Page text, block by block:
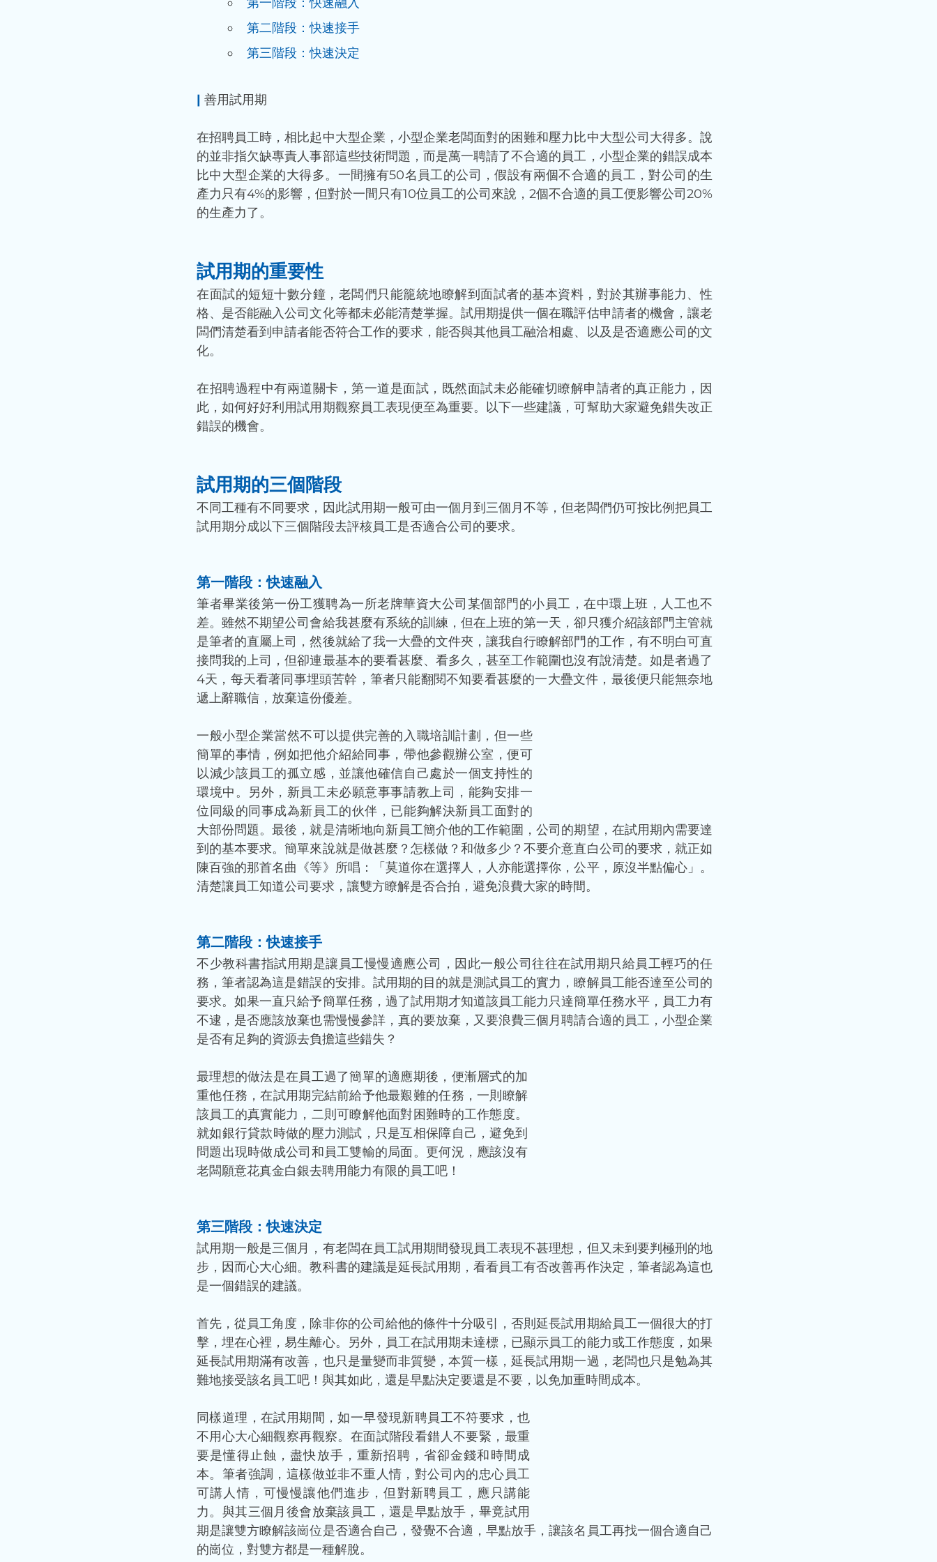
第二階段：快速接手
第三階段：快速決定
| 善用試用期
在招聘員工時，相比起中大型企業，小型企業老闆面對的困難和壓力比中大型公司大得多。說
的並非指欠缺專責人事部這些技術問題，而是萬一聘請了不合適的員工，小型企業的錯誤成本
比中大型企業的大得多。一間擁有50名員工的公司，假設有兩個不合適的員工，對公司的生
產力只有4%的影響，但對於一間只有10位員工的公司來說，2個不合適的員工便影響公司20%
的生產力了。
試用期的重要性
在面試的短短十數分鐘，老闆們只能籠統地瞭解到面試者的基本資料，對於其辦事能力、性
格、是否能融入公司文化等都未必能清楚掌握。試用期提供一個在職評估申請者的機會，讓老
闆們清楚看到申請者能否符合工作的要求，能否與其他員工融洽相處、以及是否適應公司的文
化。
在招聘過程中有兩道關卡，第一道是面試，既然面試未必能確切瞭解申請者的真正能力，因
此，如何好好利用試用期觀察員工表現便至為重要。以下一些建議，可幫助大家避免錯失改正
錯誤的機會。
試用期的三個階段
不同工種有不同要求，因此試用期一般可由一個月到三個月不等，但老闆們仍可按比例把員工
試用期分成以下三個階段去評核員工是否適合公司的要求。
第一階段：快速融入
筆者畢業後第一份工獲聘為一所老牌華資大公司某個部門的小員工，在中環上班，人工也不
差。雖然不期望公司會給我甚麼有系統的訓練，但在上班的第一天，卻只獲介紹該部門主管就
是筆者的直屬上司，然後就給了我一大疊的文件夾，讓我自行瞭解部門的工作，有不明白可直
接問我的上司，但卻連最基本的要看甚麼、看多久，甚至工作範圍也沒有說清楚。如是者過了
4天，每天看著同事埋頭苦幹，筆者只能翻閱不知要看甚麼的一大疊文件，最後便只能無奈地
遞上辭職信，放棄這份優差。
一般小型企業當然不可以提供完善的入職培訓計劃，但一些
簡單的事情，例如把他介紹給同事，帶他參觀辦公室，便可
以減少該員工的孤立感，並讓他確信自己處於一個支持性的
環境中。另外，新員工未必願意事事請教上司，能夠安排一
位同級的同事成為新員工的伙伴，已能夠解決新員工面對的
大部份問題。最後，就是清晰地向新員工簡介他的工作範圍，公司的期望，在試用期內需要達
到的基本要求。簡單來說就是做甚麼？怎樣做？和做多少？不要介意直白公司的要求，就正如
陳百強的那首名曲《等》所唱：「莫道你在選擇人，人亦能選擇你，公平，原沒半點偏心」。
清楚讓員工知道公司要求，讓雙方瞭解是否合拍，避免浪費大家的時間。
第二階段：快速接手
不少教科書指試用期是讓員工慢慢適應公司，因此一般公司往往在試用期只給員工輕巧的任
務，筆者認為這是錯誤的安排。試用期的目的就是測試員工的實力，瞭解員工能否達至公司的
要求。如果一直只給予簡單任務，過了試用期才知道該員工能力只達簡單任務水平，員工力有
不逮，是否應該放棄也需慢慢參詳，真的要放棄，又要浪費三個月聘請合適的員工，小型企業
是否有足夠的資源去負擔這些錯失？
最理想的做法是在員工過了簡單的適應期後，便漸層式的加
重他任務，在試用期完結前給予他最艱難的任務，一則瞭解
該員工的真實能力，二則可瞭解他面對困難時的工作態度。
就如銀行貸款時做的壓力測試，只是互相保障自己，避免到
問題出現時做成公司和員工雙輸的局面。更何況，應該沒有
老闆願意花真金白銀去聘用能力有限的員工吧！
第三階段：快速決定
試用期一般是三個月，有老闆在員工試用期間發現員工表現不甚理想，但又未到要判極刑的地
步，因而心大心細。教科書的建議是延長試用期，看看員工有否改善再作決定，筆者認為這也
是一個錯誤的建議。
首先，從員工角度，除非你的公司給他的條件十分吸引，否則延長試用期給員工一個很大的打
擊，埋在心裡，易生離心。另外，員工在試用期未達標，已顯示員工的能力或工作態度，如果
延長試用期滿有改善，也只是量變而非質變，本質一樣，延長試用期一過，老闆也只是勉為其
難地接受該名員工吧！與其如此，還是早點決定要還是不要，以免加重時間成本。
同樣道理，在試用期間，如一早發現新聘員工不符要求，也
不用心大心細觀察再觀察。在面試階段看錯人不要緊，最重
要是懂得止蝕，盡快放手，重新招聘，省卻金錢和時間成
本。筆者強調，這樣做並非不重人情，對公司內的忠心員工
可講人情，可慢慢讓他們進步，但對新聘員工，應只講能
力。與其三個月後會放棄該員工，還是早點放手，畢竟試用
期是讓雙方瞭解該崗位是否適合自己，發覺不合適，早點放手，讓該名員工再找一個合適自己
的崗位，對雙方都是一種解脫。